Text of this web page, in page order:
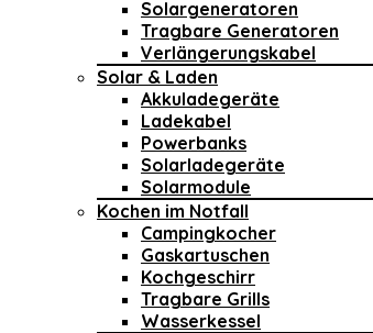
Solargeneratoren
Tragbare Generatoren
Verlängerungskabel
Solar & Laden
Akkuladegeräte
Ladekabel
Powerbanks
Solarladegeräte
Solarmodule
Kochen im Notfall
Campingkocher
Gaskartuschen
Kochgeschirr
Tragbare Grills
Wasserkessel